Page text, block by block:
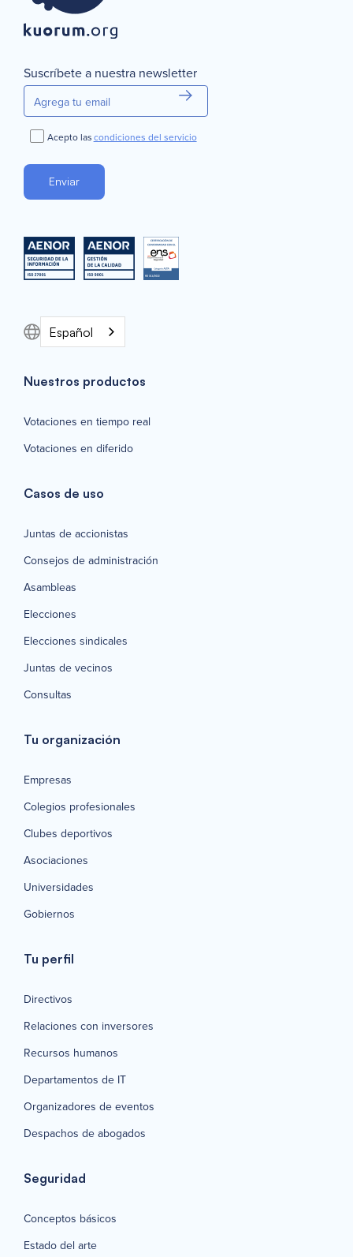
Suscríbete a nuestra newsletter
Acepto lascondiciones del servicio
Español
Nuestros productos
Votaciones en tiempo real
Votaciones en diferido
Casos de uso
Juntas de accionistas
Consejos de administración
Asambleas
Elecciones
Elecciones sindicales
Juntas de vecinos
Consultas
Tu organización
Empresas
Colegios profesionales
Clubes deportivos
Asociaciones
Universidades
Gobiernos
Tu perfil
Directivos
Relaciones con inversores
Recursos humanos
Departamentos de IT
Organizadores de eventos
Despachos de abogados
Seguridad
Conceptos básicos
Estado del arte